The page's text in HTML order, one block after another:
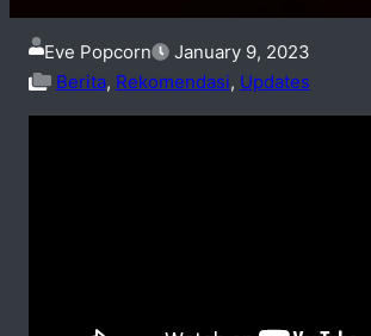
Eve Popcorn January 9, 2023
Berita, Rekomendasi, Updates